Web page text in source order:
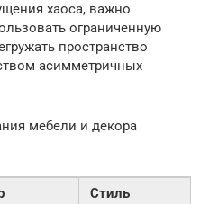
хаоса, важно
ограниченную
пространство
асимметричных
мебели и декора
Стиль